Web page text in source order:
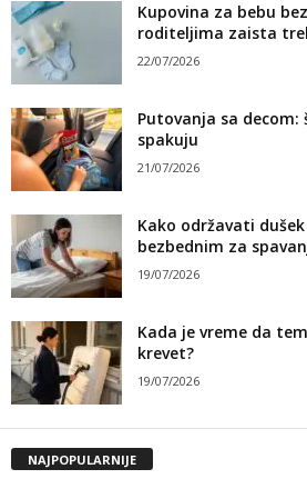
Kupovina za bebu
roditeljima zaista
22/07/2026
Putovanja sa
spakuju
21/07/2026
Kako održavati
bezbednim za
19/07/2026
Kada je vreme da
krevet?
19/07/2026
NAJPOPULARNIJE